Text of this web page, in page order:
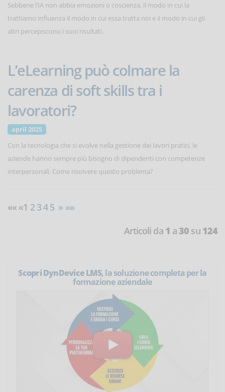
Sebbene l’IA non abbia emozioni o coscienza, il modo in cui la
trattiamo influenza il modo in cui essa tratta noi e il modo in cui gli
altri percepiscono i suoi risultati.
L’eLearning può colmare la
carenza di soft skills tra i
lavoratori?
april 2025
Con la tecnologia che si evolve nella gestione dei lavori pratici, le
aziende hanno sempre più bisogno di dipendenti con competenze
interpersonali. Come risolvere questo problema?
«« «1 2 34 5 » »»
Articoli da 1 a 30 su 124
Scopri DynDevice LMS, la soluzione completa per la
formazione aziendale